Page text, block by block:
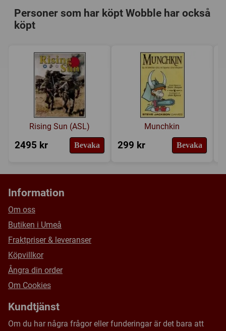
Kategori: Fingerfärdighet
Tillverkare:
Försälj. rank:17726/18137
Personer som har köpt Wobble har också
köpt
Rising Sun (ASL)
2495 kr Bevaka
Munchkin
299 kr Bevaka
Information
Om oss
Butiken i Umeå
Fraktpriser & leveranser
Köpvillkor
Ångra din order
Om Cookies
Kundtjänst
Om du har några frågor eller funderingar är det bara att